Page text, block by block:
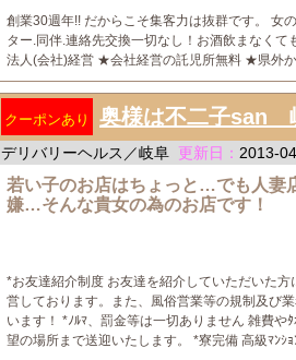
創業30週年!! だからこそ集客力は抜群です。 女
ター.同伴.連絡先交換一切なし！お酒飲まなく
法人(会社)経営 ★会社経営の託児所無料 ★県外
クーポンあり 奥様は不二子san
デリバリーヘルス／岐阜 更新日： 2013-
若い子のお店はちょっと…でも人妻
嫌…そんな貴女の為のお店です！
*お友達紹介制度 お友達を紹介していただいた
営しております。また、風俗営業等の規制及び
います！ *ﾉﾙﾏ、罰金等は一切ありません 雑費や
望の場所まで送迎いたします。 *寮完備 高級ﾏﾝｼ